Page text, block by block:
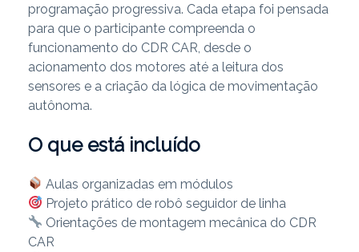
programação progressiva. Cada etapa foi pensada
para que o participante compreenda o
funcionamento do CDR CAR, desde o
acionamento dos motores até a leitura dos
sensores e a criação da lógica de movimentação
autônoma.
O que está incluído
Aulas organizadas em módulos
Projeto prático de robô seguidor de linha
Orientações de montagem mecânica do CDR
CAR